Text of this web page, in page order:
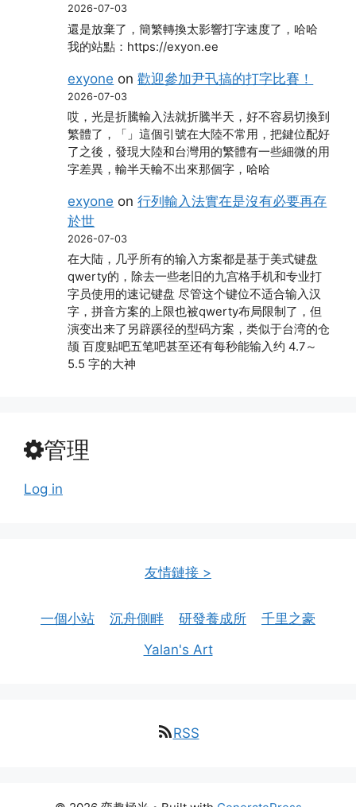
2026-07-03
還是放棄了，簡繁轉換太影響打字速度了，哈哈
我的站點：https://exyon.ee
exyone on歡迎參加尹卂搞的打字比賽！
2026-07-03
哎，光是折騰輸入法就折騰半天，好不容易切換到
繁體了，「」這個引號在大陸不常用，把鍵位配好
了之後，發現大陸和台灣用的繁體有一些細微的用
字差異，輸半天輸不出來那個字，哈哈
exyone on行列輸入法實在是沒有必要再存
於世
2026-07-03
在大陆，几乎所有的输入方案都是基于美式键盘
qwerty的，除去一些老旧的九宫格手机和专业打
字员使用的速记键盘 尽管这个键位不适合输入汉
字，拼音方案的上限也被qwerty布局限制了，但
演变出来了另辟蹊径的型码方案，类似于台湾的仓
颉 百度贴吧五笔吧甚至还有每秒能输入约 4.7～
5.5 字的大神
管理
Log in
友情鏈接 >
一個小站 沉舟側畔 研發養成所
千里之豪
Yalan's Art
RSS